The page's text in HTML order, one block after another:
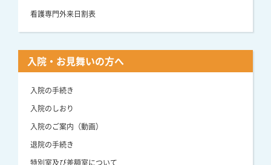
看護専門外来日割表
入院・お見舞いの方へ
入院の手続き
入院のしおり
入院のご案内（動画）
退院の手続き
特別室及び差額室について